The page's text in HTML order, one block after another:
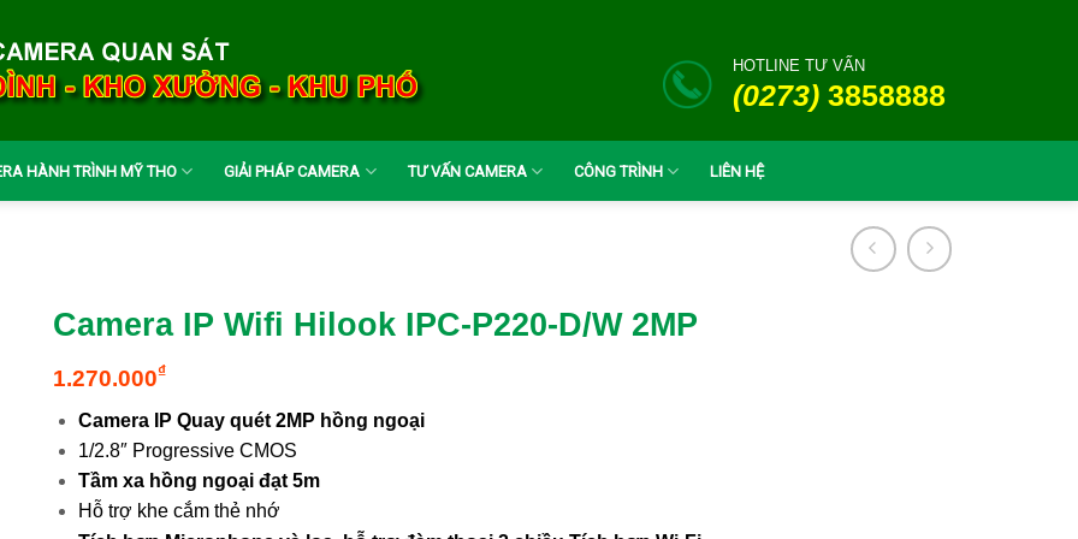
HOTLINE TƯ VẤN
(0273) 3858888
HÀNH TRÌNH MỸ THO GIẢI PHÁP CAMERA TƯ VẤN CAMERA CÔNG TRÌNH LIÊN HỆ
Camera IP Wifi Hilook IPC-P220-D/W 2MP
1.270.000₫
Camera IP Quay quét 2MP hồng ngoại
1/2.8″ Progressive CMOS
Tầm xa hồng ngoại đạt 5m
Hỗ trợ khe cắm thẻ nhớ